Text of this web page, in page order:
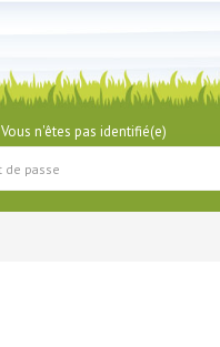
Vous n'êtes pas identifié(e)